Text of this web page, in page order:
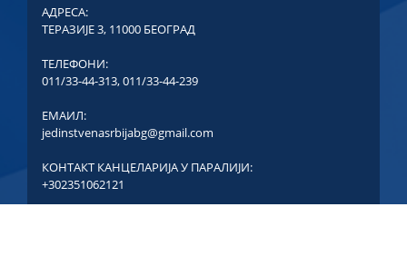
АДРЕСА:
ТЕРАЗИЈЕ 3, 11000 БЕОГРАД
ТЕЛЕФОНИ:
011/33-44-313,011/33-44-239
ЕМАИЛ:
jedinstvenasrbijabg@gmail.com
КОНТАКТ КАНЦЕЛАРИЈА У ПАРАЛИЈИ:
+302351062121